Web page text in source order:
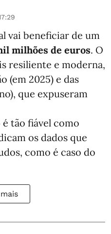
vai beneficiar de um
milhões de euros. O
resiliente e moderna,
(em 2025) e das
que expuseram
tão fiável como
os dados que
como é caso do